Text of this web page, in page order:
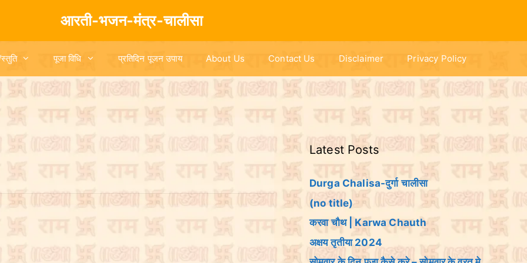
आरती-भजन-मंत्र-चालीसा
पूजा विधि प्रतिदिन पूजन उपाय About Us Contact Us Disclaimer Privacy Policy
Latest Posts
Durga Chalisa-दुर्गा चालीसा
(no title)
करवा चौथ | Karwa Chauth
अक्षय तृतीया 2024